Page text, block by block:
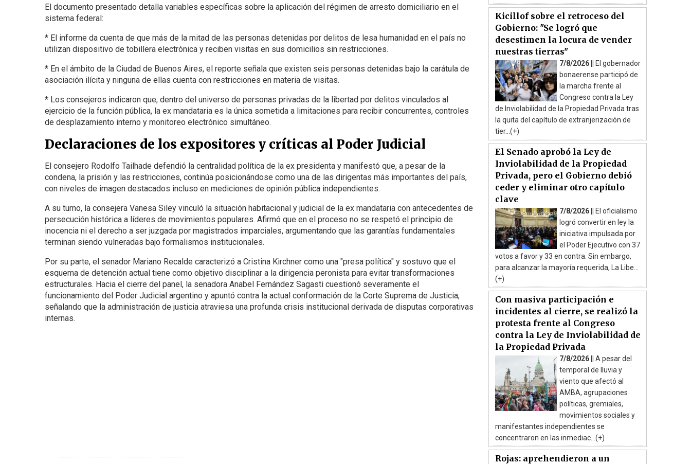
El documento presentado detalla variables específicas sobre la aplicación del régimen de arresto domiciliario en el
sistema federal:
* El informe da cuenta de que más de la mitad de las personas detenidas por delitos de lesa humanidad en el país no
utilizan dispositivo de tobillera electrónica y reciben visitas en sus domicilios sin restricciones.
* En el ámbito de la Ciudad de Buenos Aires, el reporte señala que existen seis personas detenidas bajo la carátula de
asociación ilícita y ninguna de ellas cuenta con restricciones en materia de visitas.
* Los consejeros indicaron que, dentro del universo de personas privadas de la libertad por delitos vinculados al
ejercicio de la función pública, la ex mandataria es la única sometida a limitaciones para recibir concurrentes, controles
de desplazamiento interno y monitoreo electrónico simultáneo.
Declaraciones de los expositores y críticas al Poder Judicial
El consejero Rodolfo Tailhade defendió la centralidad política de la ex presidenta y manifestó que, a pesar de la
condena, la prisión y las restricciones, continúa posicionándose como una de las dirigentas más importantes del país,
con niveles de imagen destacados incluso en mediciones de opinión pública independientes.
A su turno, la consejera Vanesa Siley vinculó la situación habitacional y judicial de la ex mandataria con antecedentes de
persecución histórica a líderes de movimientos populares. Afirmó que en el proceso no se respetó el principio de
inocencia ni el derecho a ser juzgada por magistrados imparciales, argumentando que las garantías fundamentales
terminan siendo vulneradas bajo formalismos institucionales.
Por su parte, el senador Mariano Recalde caracterizó a Cristina Kirchner como una "presa política" y sostuvo que el
esquema de detención actual tiene como objetivo disciplinar a la dirigencia peronista para evitar transformaciones
estructurales. Hacia el cierre del panel, la senadora Anabel Fernández Sagasti cuestionó severamente el
funcionamiento del Poder Judicial argentino y apuntó contra la actual conformación de la Corte Suprema de Justicia,
señalando que la administración de justicia atraviesa una profunda crisis institucional derivada de disputas corporativas
internas.
Kicillof sobre el retroceso del
Gobierno: "Se logró que
desestimen la locura de vender
nuestras tierras"
7/8/2026 ||
El gobernador
bonaerense participó de
la marcha frente al
Congreso contra la Ley
de Inviolabilidad de la Propiedad Privada tras
la quita del capítulo de extranjerización de
tier...(+)
El Senado aprobó la Ley de
Inviolabilidad de la Propiedad
Privada, pero el Gobierno debió
ceder y eliminar otro capítulo
clave
7/8/2026 ||
El oficialismo
logró convertir en ley la
iniciativa impulsada por
el Poder Ejecutivo con 37
votos a favor y 33 en contra. Sin embargo,
para alcanzar la mayoría requerida, La Libe...
(+)
Con masiva participación e
incidentes al cierre, se realizó la
protesta frente al Congreso
contra la Ley de Inviolabilidad de
la Propiedad Privada
7/8/2026 || A pesar del
temporal de lluvia y
viento que afectó al
AMBA, agrupaciones
políticas, gremiales,
movimientos sociales y
manifestantes independientes se
concentraron en las inmediac...(+)
Rojas: aprehendieron a un